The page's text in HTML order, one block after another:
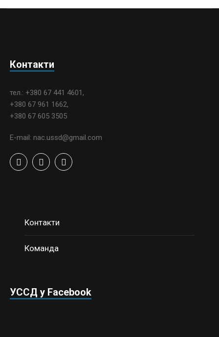
Контакти
тел.: +380 67 441 4601,
+380 67 961 1662,
+380 67 605 3505
E-mail: nac.ussd@gmail.com
Контакти
Команда
УССД у Facebook